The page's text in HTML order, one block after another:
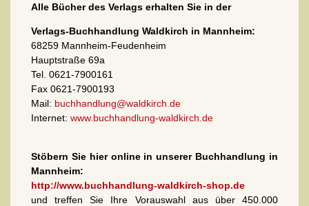
Alle Bücher des Verlags erhalten Sie in der
Verlags-Buchhandlung Waldkirch in Mannheim:
68259 Mannheim-Feudenheim
Hauptstraße 69a
Tel. 0621-7900161
Fax 0621-7900193
Mail: buchhandlung@waldkirch.de
Internet: www.buchhandlung-waldkirch.de
Stöbern Sie hier online in unserer Buchhandlung in
Mannheim:
http://www.buchhandlung-waldkirch-shop.de
und treffen Sie Ihre Vorauswahl aus über 450.000